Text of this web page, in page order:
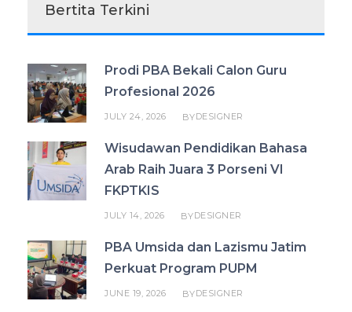
Bertita Terkini
Prodi PBA Bekali Calon Guru
Profesional 2026
JULY 24, 2026 BYDESIGNER
Wisudawan Pendidikan Bahasa
Arab Raih Juara 3 Porseni VI
FKPTKIS
JULY 14, 2026 BYDESIGNER
PBA Umsida dan Lazismu Jatim
Perkuat Program PUPM
JUNE 19, 2026 BYDESIGNER